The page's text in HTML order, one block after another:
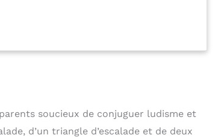
se tenir en équilibre, se balancer,
un seul set de jeu Montessori! 𝐓𝐨𝐛𝐨𝐠𝐠𝐚𝐧 𝐚̀
Le toboggan à rouleaux offre une
favorise la condition physique, l'équilibre et
et soutient le développement des
à travers un jeu créatif et interactif.
à la main pour une stabilité et une
en 4 types de matériaux : velours,
Disponible avec une fermeture éclair
soucieux de conjuguer ludisme et
d’un triangle d’escalade et de deux